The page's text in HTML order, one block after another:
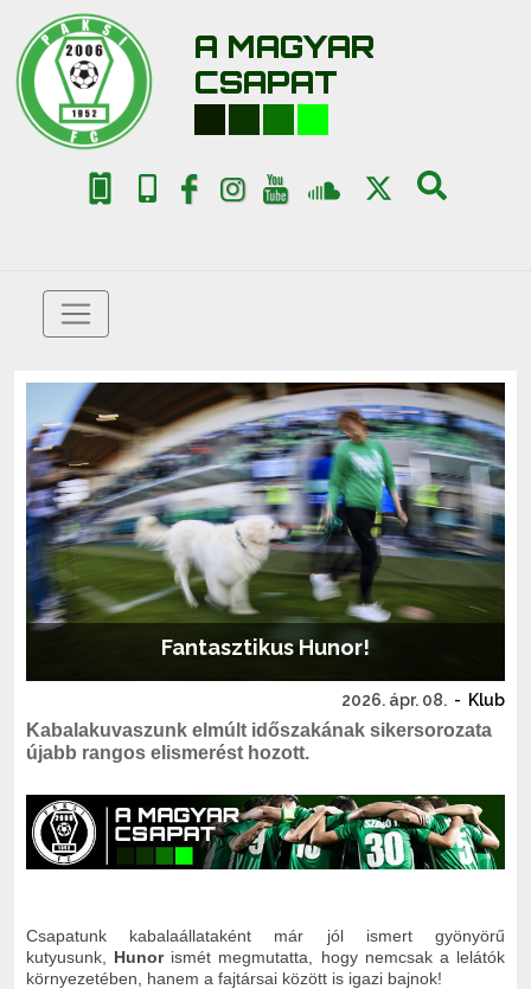
A MAGYAR
CSAPAT
Fantasztikus Hunor!
2026. ápr. 08. - Klub
Kabalakuvaszunk elmúlt időszakának sikersorozata
újabb rangos elismerést hozott.
Csapatunk kabalaállataként már jól ismert gyönyörű
kutyusunk, Hunorismét megmutatta, hogy nemcsak a lelátók
környezetében, hanem a fajtársai között is igazi bajnok!